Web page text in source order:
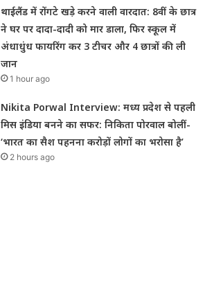
थाईलैंड में रोंगटे खड़े करने वाली वारदात: 8वीं के छात्र
ने घर पर दादा-दादी को मार डाला, फिर स्कूल में
अंधाधुंध फायरिंग कर 3 टीचर और 4 छात्रों की ली
जान
1 hour ago
Nikita Porwal Interview: मध्य प्रदेश से पहली
मिस इंडिया बनने का सफर: निकिता पोरवाल बोलीं-
‘भारत का सैश पहनना करोड़ों लोगों का भरोसा है’
2 hours ago